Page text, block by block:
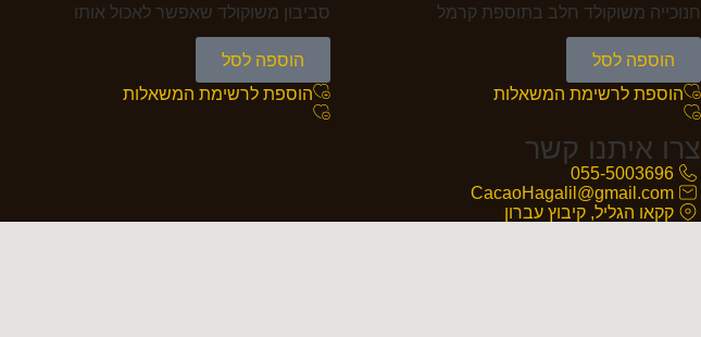
חנוכייה משוקולד חלב בתוספת קרמל
הוספה לסל
הוספת לרשימת המשאלות
סביבון משוקולד שאפשר לאכול אותו
הוספה לסל
הוספת לרשימת המשאלות
צרו איתנו קשר
055-5003696
CacaoHagalil@gmail.com
קקאו הגליל, קיבוץ עברון